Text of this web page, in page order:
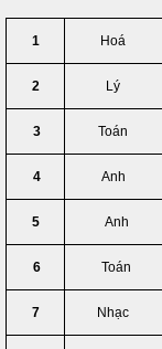
1 Hoá
2 Lý
3 Toán
4 Anh
5 Anh
6 Toán
7 Nhạc